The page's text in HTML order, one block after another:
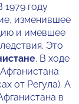
году
изменившее
и имевшее
Это
. В ходе
от Регула). А
в